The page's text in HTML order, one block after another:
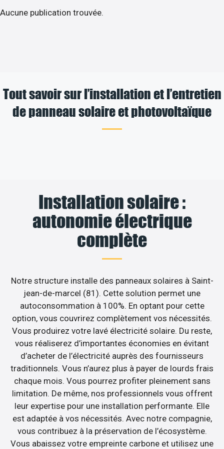
Aucune publication trouvée.
Tout savoir sur l’installation et l’entretien
de panneau solaire et photovoltaïque
Installation solaire :
autonomie électrique
complète
Notre structure installe des panneaux solaires à Saint-
jean-de-marcel (81). Cette solution permet une
autoconsommation à 100%. En optant pour cette
option, vous couvrirez complètement vos nécessités.
Vous produirez votre lavé électricité solaire. Du reste,
vous réaliserez d’importantes économies en évitant
d’acheter de l’électricité auprès des fournisseurs
traditionnels. Vous n’aurez plus à payer de lourds frais
chaque mois. Vous pourrez profiter pleinement sans
limitation. De même, nos professionnels vous offrent
leur expertise pour une installation performante. Elle
est adaptée à vos nécessités. Avec notre compagnie,
vous contribuez à la préservation de l’écosystème.
Vous abaissez votre empreinte carbone et utilisez une